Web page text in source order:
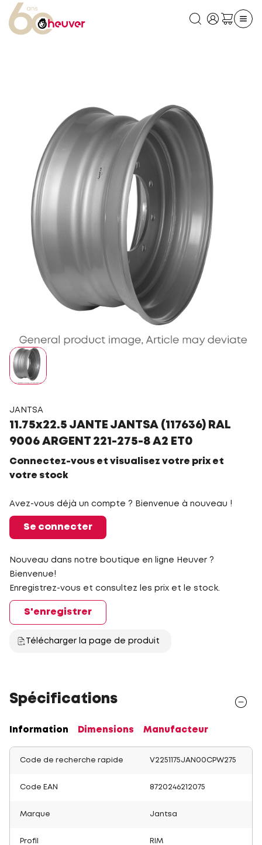
JANTSA
11.75x22.5 JANTE JANTSA (117636) RAL
9006 ARGENT 221-275-8 A2 ET0
Connectez-vous et visualisez votre prix et
votre stock
Avez-vous déjà un compte ? Bienvenue à nouveau !
Se connecter
Nouveau dans notre boutique en ligne Heuver ?
Bienvenue!
Enregistrez-vous et consultez les prix et le stock.
S'enregistrer
Télécharger la page de produit
Spécifications
Information Dimensions Manufacteur
Code de recherche rapide V2251175JAN00CPW275
Code EAN 8720246212075
Marque Jantsa
Profil RIM